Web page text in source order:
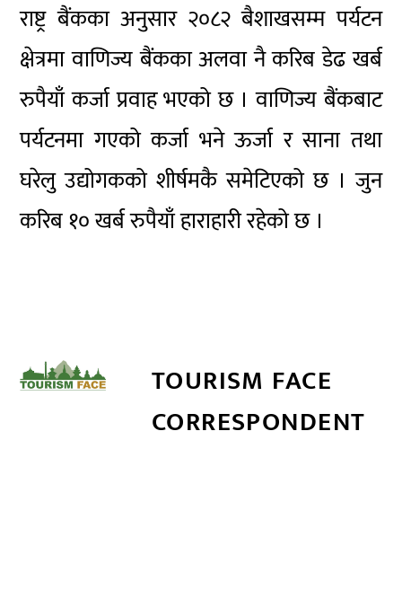
राष्ट्र बैंकका अनुसार २०८२ बैशाखसम्म पर्यटन
क्षेत्रमा वाणिज्य बैंकका अलवा नै करिब डेढ खर्ब
रुपैयाँ कर्जा प्रवाह भएको छ । वाणिज्य बैंकबाट
पर्यटनमा गएको कर्जा भने ऊर्जा र साना तथा
घरेलु उद्योगकको शीर्षमकै समेटिएको छ । जुन
करिब १० खर्ब रुपैयाँ हाराहारी रहेको छ ।
TOURISM FACE
CORRESPONDENT